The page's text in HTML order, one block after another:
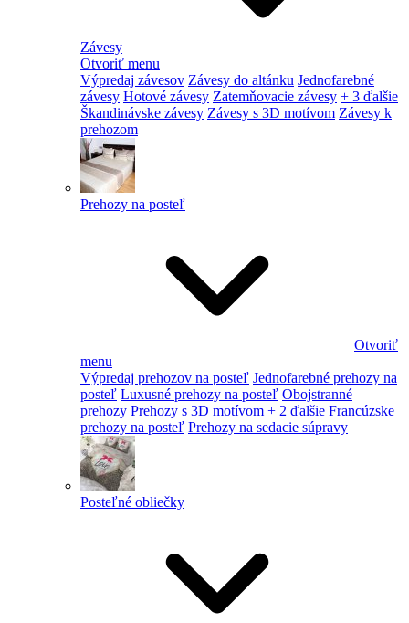
Závesy
Otvoriť menu
Výpredaj závesov Závesy do altánku Jednofarebné
závesy Hotové závesy Zatemňovacie závesy + 3 ďalšie
Škandinávske závesy Závesy s 3D motívom Závesy k
prehozom
Prehozy na posteľ
Otvoriť
menu
Výpredaj prehozov na posteľ Jednofarebné prehozy na
posteľ Luxusné prehozy na posteľ Obojstranné
prehozy Prehozy s 3D motívom + 2 ďalšie Francúzske
prehozy na posteľ Prehozy na sedacie súpravy
Posteľné obliečky